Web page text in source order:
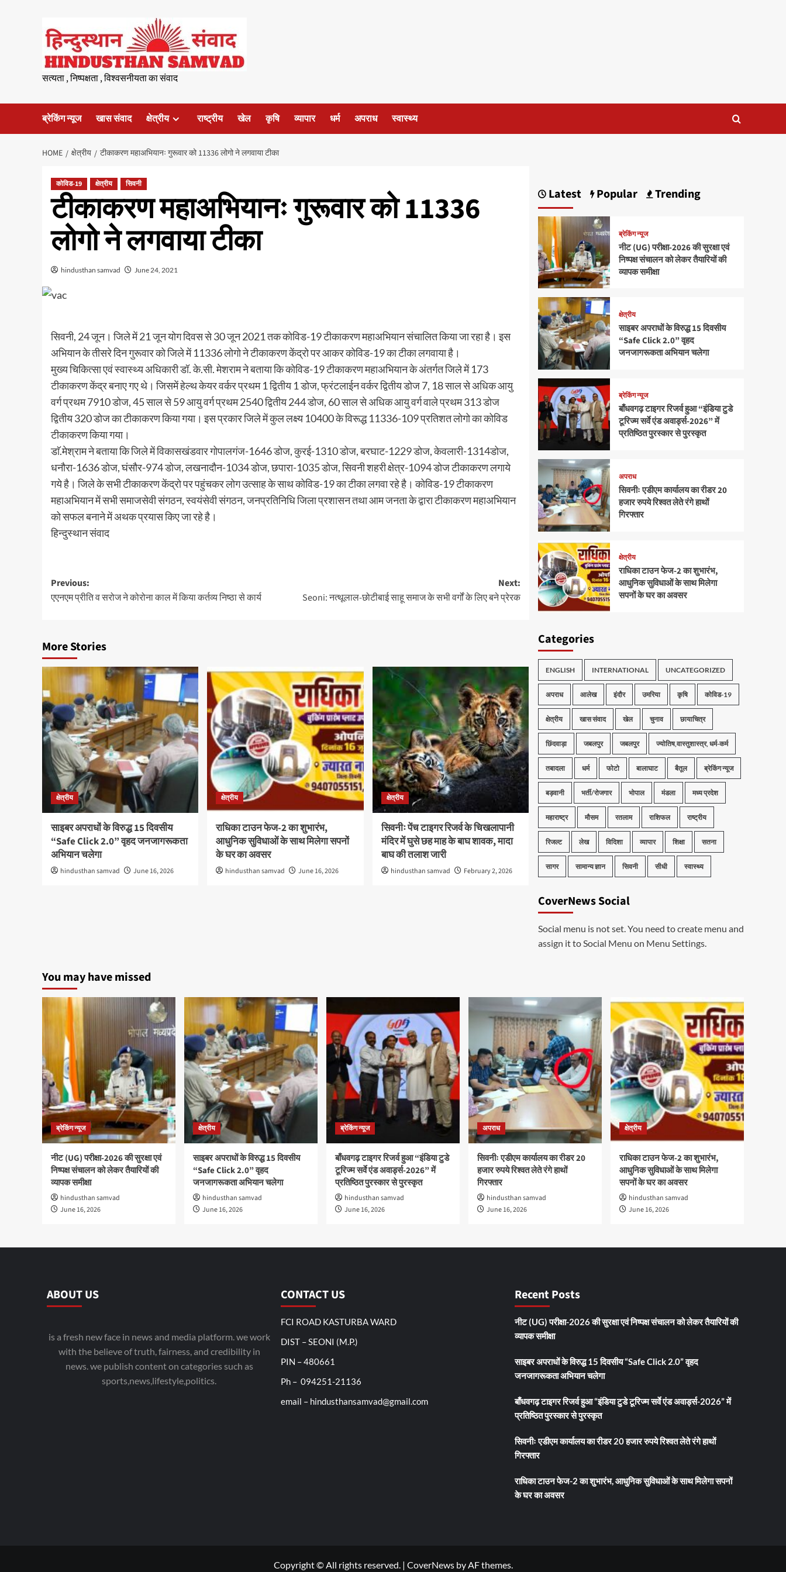
सत्यता , निष्पक्षता , विश्वसनीयता का संवाद
ब्रेकिंग न्यूज खास संवाद क्षेत्रीय राष्ट्रीय खेल कृषि व्यापार धर्म अपराध स्वास्थ्य
HOME क्षेत्रीय टीकाकरण महाअभियानः गुरूवार को 11336 लोगो ने लगवाया टीका
कोविड-19 क्षेत्रीय सिवनी
टीकाकरण महाअभियानः गुरूवार को 11336
लोगो ने लगवाया टीका
hindusthan samvad June 24, 2021
सिवनी, 24 जून। जिले में 21 जून योग दिवस से 30 जून 2021 तक कोविड-19 टीकाकरण महाअभियान संचालित किया जा रहा है। इस
अभियान के तीसरे दिन गुरूवार को जिले में 11336 लोगो ने टीकाकरण केंद्रो पर आकर कोविड-19 का टीका लगवाया है।
मुख्य चिकित्सा एवं स्वास्थ्य अधिकारी डॉ. के.सी. मेशराम ने बताया कि कोविड-19 टीकाकरण महाअभियान के अंतर्गत जिले में 173
टीकाकरण केंद्र बनाए गए थे। जिसमें हेल्थ केयर वर्कर प्रथम 1 द्वितीय 1 डोज, फ्रंटलाईन वर्कर द्वितीय डोज 7, 18 साल से अधिक आयु
वर्ग प्रथम 7910 डोज, 45 साल से 59 आयु वर्ग प्रथम 2540 द्वितीय 244 डोज, 60 साल से अधिक आयु वर्ग वाले प्रथम 313 डोज
द्वितीय 320 डोज का टीकाकरण किया गया। इस प्रकार जिले में कुल लक्ष्य 10400 के विरूद्ध 11336-109 प्रतिशत लोगो का कोविड
टीकाकरण किया गया।
डाॅ.मेश्राम ने बताया कि जिले में विकासखंडवार गोपालगंज-1646 डोज, कुरई-1310 डोज, बरघाट-1229 डोज, केवलारी-1314डोज,
धनौरा-1636 डोज, घंसौर-974 डोज, लखनादौन-1034 डोज, छपारा-1035 डोज, सिवनी शहरी क्षेत्र-1094 डोज टीकाकरण लगाये
गये है। जिले के सभी टीकाकरण केंद्रो पर पहुंचकर लोग उत्साह के साथ कोविड-19 का टीका लगवा रहे है। कोविड-19 टीकाकरण
महाअभियान में सभी समाजसेवी संगठन, स्वयंसेवी संगठन, जनप्रतिनिधि जिला प्रशासन तथा आम जनता के द्वारा टीकाकरण महाअभियान
को सफल बनाने में अथक प्रयास किए जा रहे है।
हिन्दुस्थान संवाद
Post
navigation
Previous:
एएनएम प्रीति व सरोज ने कोरोना काल में किया कर्तव्य निष्ठा से कार्य
Next:
Seoni: नत्थूलाल-छोटीबाई साहू समाज के सभी वर्गों के लिए बने प्रेरक
More Stories
क्षेत्रीय
साइबर अपराधों के विरुद्ध 15 दिवसीय
“Safe Click 2.0” वृहद जनजागरूकता
अभियान चलेगा
hindusthan samvad June 16, 2026
क्षेत्रीय
राधिका टाउन फेज-2 का शुभारंभ,
आधुनिक सुविधाओं के साथ मिलेगा सपनों
के घर का अवसर
hindusthan samvad June 16, 2026
क्षेत्रीय
सिवनीः पेंच टाइगर रिजर्व के चिखलापानी
मंदिर में घुसे छह माह के बाघ शावक, मादा
बाघ की तलाश जारी
hindusthan samvad February 2, 2026
Latest Popular Trending
ब्रेकिंग न्यूज
नीट (UG) परीक्षा-2026 की सुरक्षा एवं
निष्पक्ष संचालन को लेकर तैयारियों की
व्यापक समीक्षा
क्षेत्रीय
साइबर अपराधों के विरुद्ध 15 दिवसीय
“Safe Click 2.0” वृहद
जनजागरूकता अभियान चलेगा
ब्रेकिंग न्यूज
बाँधवगढ़ टाइगर रिजर्व हुआ “इंडिया टुडे
टूरिज्म सर्वे एंड अवार्ड्स-2026” में
प्रतिष्ठित पुरस्कार से पुरस्कृत
अपराध
सिवनीः एडीएम कार्यालय का रीडर 20
हजार रुपये रिश्वत लेते रंगे हाथों
गिरफ्तार
क्षेत्रीय
राधिका टाउन फेज-2 का शुभारंभ,
आधुनिक सुविधाओं के साथ मिलेगा
सपनों के घर का अवसर
Categories
ENGLISH INTERNATIONAL UNCATEGORIZED
अपराध आलेख इंदौर उमरिया कृषि कोविड-19
क्षेत्रीय खास संवाद खेल चुनाव छायाचित्र
छिंदवाड़ा जबलपुर जबलपुर ज्योतिष,वास्तुशास्त्र, धर्म-कर्म
तबादला धर्म फोटो बालाघाट बैतूल ब्रेकिंग न्यूज
बड़वानी भर्ती/रोजगार भोपाल मंडला मध्य प्रदेश
महाराष्ट्र मौसम रतलाम राशिफल राष्ट्रीय
रिजल्ट लेख विदिशा व्यापार शिक्षा सतना
सागर सामान्य ज्ञान सिवनी सीधी स्वास्थ्य
CoverNews Social
Social menu is not set. You need to create menu and
assign it to Social Menu on Menu Settings.
You may have missed
ब्रेकिंग न्यूज
नीट (UG) परीक्षा-2026 की सुरक्षा एवं
निष्पक्ष संचालन को लेकर तैयारियों की
व्यापक समीक्षा
hindusthan samvad
June 16, 2026
क्षेत्रीय
साइबर अपराधों के विरुद्ध 15 दिवसीय
“Safe Click 2.0” वृहद
जनजागरूकता अभियान चलेगा
hindusthan samvad
June 16, 2026
ब्रेकिंग न्यूज
बाँधवगढ़ टाइगर रिजर्व हुआ “इंडिया टुडे
टूरिज्म सर्वे एंड अवार्ड्स-2026” में
प्रतिष्ठित पुरस्कार से पुरस्कृत
hindusthan samvad
June 16, 2026
अपराध
सिवनीः एडीएम कार्यालय का रीडर 20
हजार रुपये रिश्वत लेते रंगे हाथों
गिरफ्तार
hindusthan samvad
June 16, 2026
क्षेत्रीय
राधिका टाउन फेज-2 का शुभारंभ,
आधुनिक सुविधाओं के साथ मिलेगा
सपनों के घर का अवसर
hindusthan samvad
June 16, 2026
ABOUT US
is a fresh new face in news and media platform. we work
with the believe of truth, fairness, and credibility in
news. we publish content on categories such as
sports,news,lifestyle,politics.
CONTACT US
FCI ROAD KASTURBA WARD
DIST – SEONI (M.P.)
PIN – 480661
Ph – 094251-21136
email – hindusthansamvad@gmail.com
Recent Posts
नीट (UG) परीक्षा-2026 की सुरक्षा एवं निष्पक्ष संचालन को लेकर तैयारियों की
व्यापक समीक्षा
साइबर अपराधों के विरुद्ध 15 दिवसीय “Safe Click 2.0” वृहद
जनजागरूकता अभियान चलेगा
बाँधवगढ़ टाइगर रिजर्व हुआ “इंडिया टुडे टूरिज्म सर्वे एंड अवार्ड्स-2026” में
प्रतिष्ठित पुरस्कार से पुरस्कृत
सिवनीः एडीएम कार्यालय का रीडर 20 हजार रुपये रिश्वत लेते रंगे हाथों
गिरफ्तार
राधिका टाउन फेज-2 का शुभारंभ, आधुनिक सुविधाओं के साथ मिलेगा सपनों
के घर का अवसर
Copyright © All rights reserved. | CoverNewsby AF themes.